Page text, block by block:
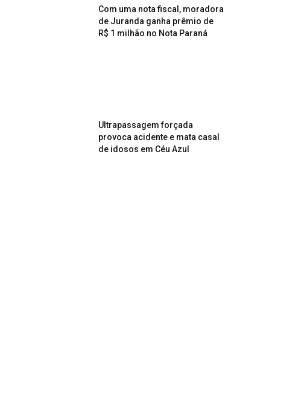
Com uma nota fiscal, moradora
de Juranda ganha prêmio de
R$ 1 milhão no Nota Paraná
Ultrapassagem forçada
provoca acidente e mata casal
de idosos em Céu Azul